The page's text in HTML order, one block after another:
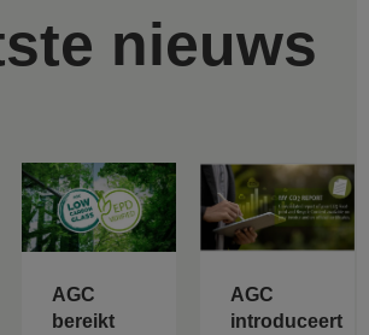
nieuws
AGC
bereikt
AGC
introduceert